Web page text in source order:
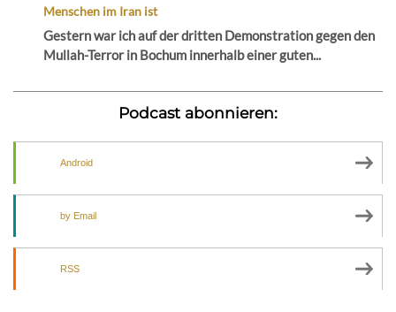
Menschen im Iran ist
Gestern war ich auf der dritten Demonstration gegen den
Mullah-Terror in Bochum innerhalb einer guten...
Podcast abonnieren:
Android
by Email
RSS